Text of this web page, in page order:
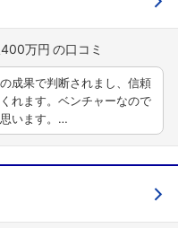
万円
成果で判断されまし、信頼
れます。ベンチャーなので
います。…